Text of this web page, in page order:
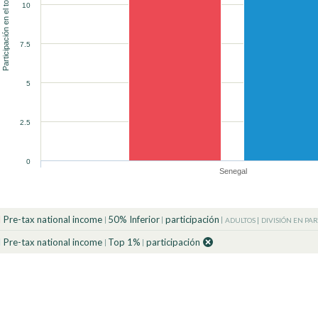
90
90
90
90
90
90
90
Participación en el total (%)
Senegal
0
2.5
5
7.5
10
Pre-tax national income 50% Inferior participación ADULTOS DIVISIÓN EN
Pre-tax national income Top 1% participación